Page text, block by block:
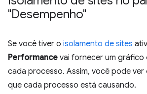
"Desempenho"
Se você tiver o isolamento de sites
Performance vai fornecer um gráfico
cada processo. Assim, você pode
que cada processo está causando.